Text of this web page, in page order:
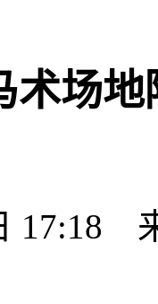
术场
17:18